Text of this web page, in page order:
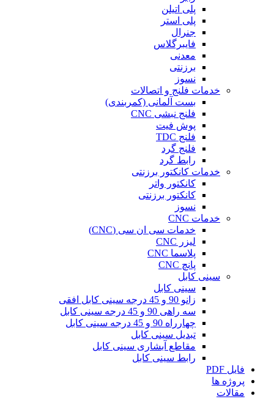
پلی اتیلن
پلی استر
جنرال
فایبرگلاس
معدنی
برزنتی
نسوز
خدمات فلنج و اتصالات
بست آلمانی (کمربندی)
فلنج نبشی CNC
پوش فیت
فلنج TDC
فلنج گرد
رابط گرد
خدمات کانکتور برزنتی
کانکتور واتر
کانکتور برزنتی
نسوز
خدمات CNC
خدمات سی ان سی (CNC)
لیزر CNC
پلاسما CNC
پانچ CNC
سینی کابل
سینی کابل
زانو 90 و 45 درجه سینی کابل افقی
سه راهی 90 و 45 درجه سینی کابل
چهارراه 90 و 45 درجه سینی کابل
تبدیل سینی کابل
مقاطع آبشاری سینی کابل
رابط سینی کابل
فایل PDF
پروژه ها
مقالات